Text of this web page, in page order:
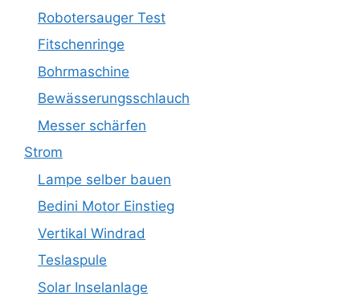
Robotersauger Test
Fitschenringe
Bohrmaschine
Bewässerungsschlauch
Messer schärfen
Strom
Lampe selber bauen
Bedini Motor Einstieg
Vertikal Windrad
Teslaspule
Solar Inselanlage